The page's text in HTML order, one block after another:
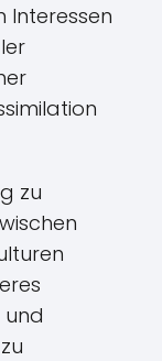
Interessen
zu